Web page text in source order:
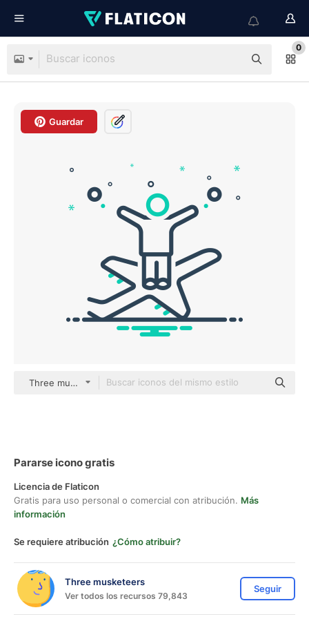
0
Guardar
Three musketeers outline
Pararse icono gratis
Licencia de Flaticon
Gratis para uso personal o comercial con atribución. Más
información
Se requiere atribución ¿Cómo atribuir?
Three musketeers
Ver todos los recursos 79,843
Seguir